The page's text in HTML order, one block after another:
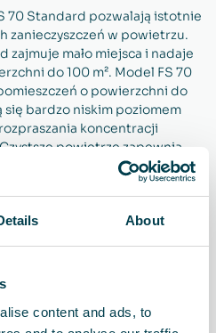
About
content and ads, to
70 Standard pozwalają istotnie
zanieczyszczeń w powietrzu.
zajmuje mało miejsca i nadaje
do 100 m². Model FS 70
o powierzchni do
się bardzo niskim poziomem
koncentracji
powietrze zapewnia
zostaje poziom absencji, a
ulegają istotnej poprawie,
komfortowe, czyste i